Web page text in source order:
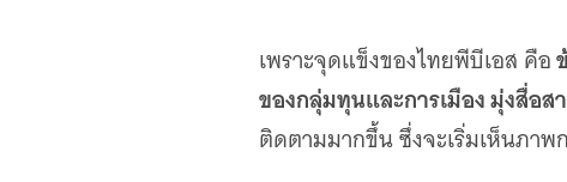
เพราะจุดแข็งของไทยพีบีเอส คือ
ของกลุ่มทุนและการเมือง มุ่งสื่อส
ติดตามมากขึ้น ซึ่งจะเริ่มเห็นภา